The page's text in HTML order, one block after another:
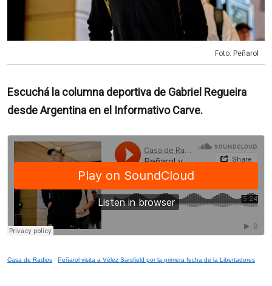
Foto: Peñarol
Escuchá la columna deportiva de Gabriel Regueira
desde Argentina en el Informativo Carve.
Casa de Radios · Peñarol visita a Vélez Sarsfield por la primera fecha de la Libertadores